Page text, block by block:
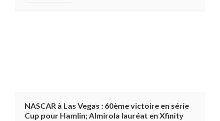
NASCAR à Las Vegas : 60ème victoire en série
Cup pour Hamlin; Almirola lauréat en Xfinity